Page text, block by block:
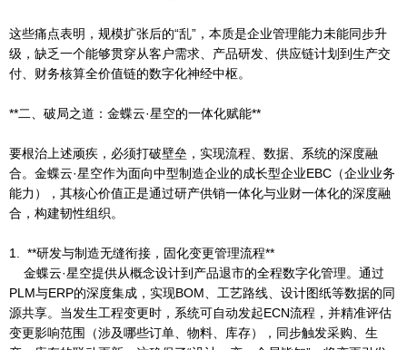
这些痛点表明，规模扩张后的“乱”，本质是企业管理能力未能同步升
级，缺乏一个能够贯穿从客户需求、产品研发、供应链计划到生产交
付、财务核算全价值链的数字化神经中枢。
**二、破局之道：金蝶云·星空的一体化赋能**
要根治上述顽疾，必须打破壁垒，实现流程、数据、系统的深度融
合。金蝶云·星空作为面向中型制造企业的成长型企业EBC（企业业务
能力），其核心价值正是通过研产供销一体化与业财一体化的深度融
合，构建韧性组织。
1. **研发与制造无缝衔接，固化变更管理流程**
金蝶云·星空提供从概念设计到产品退市的全程数字化管理。通过
PLM与ERP的深度集成，实现BOM、工艺路线、设计图纸等数据的同
源共享。当发生工程变更时，系统可自动发起ECN流程，并精准评估
变更影响范围（涉及哪些订单、物料、库存），同步触发采购、生